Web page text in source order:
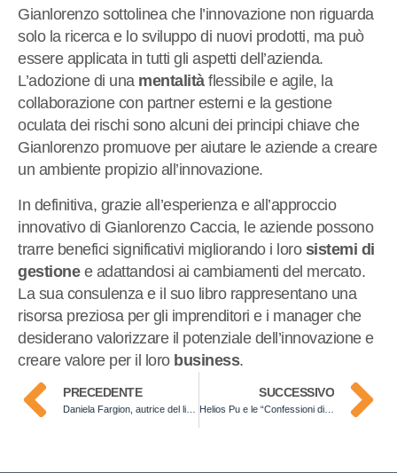
Gianlorenzo sottolinea che l’innovazione non riguarda
solo la ricerca e lo sviluppo di nuovi prodotti, ma può
essere applicata in tutti gli aspetti dell’azienda.
L’adozione di una mentalitàflessibile e agile, la
collaborazione con partner esterni e la gestione
oculata dei rischi sono alcuni dei principi chiave che
Gianlorenzo promuove per aiutare le aziende a creare
un ambiente propizio all’innovazione.
In definitiva, grazie all’esperienza e all’approccio
innovativo di Gianlorenzo Caccia, le aziende possono
trarre benefici significativi migliorando i loro sistemi di
gestionee adattandosi ai cambiamenti del mercato.
La sua consulenza e il suo libro rappresentano una
risorsa preziosa per gli imprenditori e i manager che
desiderano valorizzare il potenziale dell’innovazione e
creare valore per il loro business.
PRECEDENTE SUCCESSIVO
Helios Pu e le “Confessioni di un riparatore di brand”